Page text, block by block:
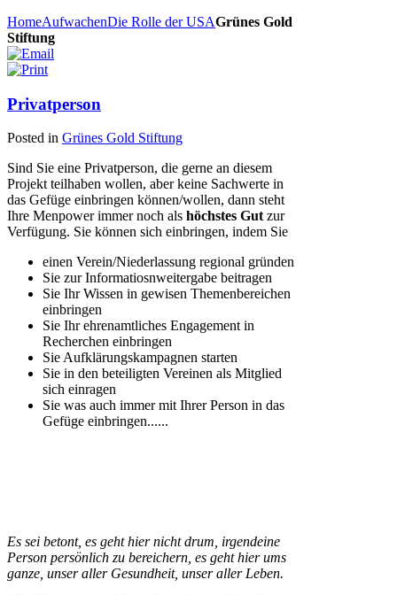
HomeAufwachenDie Rolle der USAGrünes Gold
Stiftung
Privatperson
Posted in Grünes Gold Stiftung
Sind Sie eine Privatperson, die gerne an diesem
Projekt teilhaben wollen, aber keine Sachwerte in
das Gefüge einbringen können/wollen, dann steht
Ihre Menpower immer noch als höchstes Gutzur
Verfügung. Sie können sich einbringen, indem Sie
einen Verein/Niederlassung regional gründen
Sie zur Informatiosnweitergabe beitragen
Sie Ihr Wissen in gewisen Themenbereichen
einbringen
Sie Ihr ehrenamtliches Engagement in
Recherchen einbringen
Sie Aufklärungskampagnen starten
Sie in den beteiligten Vereinen als Mitglied
sich einragen
Sie was auch immer mit Ihrer Person in das
Gefüge einbringen......
Es sei betont, es geht hier nicht drum, irgendeine
Person persönlich zu bereichern, es geht hier ums
ganze, unser aller Gesundheit, unser aller Leben.